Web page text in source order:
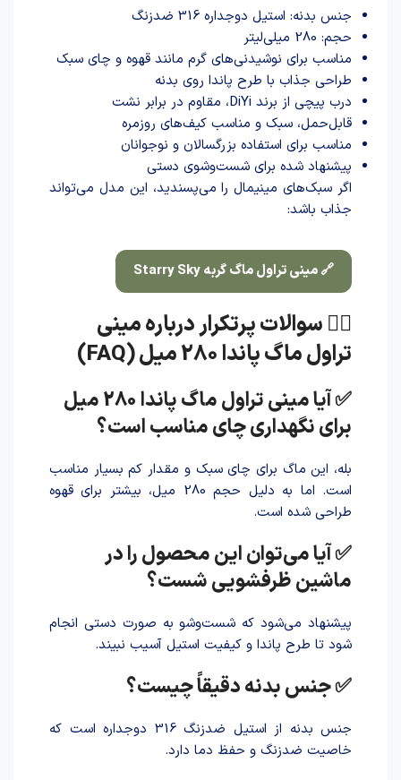
جنس بدنه: استیل دوجداره 316 ضدزنگ
حجم: 280 میلی‌لیتر
مناسب برای نوشیدنی‌های گرم مانند قهوه و چای سبک
طراحی جذاب با طرح پاندا روی بدنه
درب پیچی از برند DiYi، مقاوم در برابر نشت
قابل‌حمل، سبک و مناسب کیف‌های روزمره
مناسب برای استفاده بزرگسالان و نوجوانان
پیشنهاد شده برای شست‌وشوی دستی
اگر سبک‌های مینیمال را می‌پسندید، این مدل می‌تواند
جذاب باشد:
🔗 مینی تراول ماگ گربه Starry Sky
🙋‍♀️ سوالات پرتکرار درباره مینی
تراول ماگ پاندا 280 میل (FAQ)
✅ آیا مینی تراول ماگ پاندا 280 میل
برای نگهداری چای مناسب است؟
بله، این ماگ برای چای سبک و مقدار کم بسیار مناسب
است. اما به دلیل حجم 280 میل، بیشتر برای قهوه
طراحی شده است.
✅ آیا می‌توان این محصول را در
ماشین ظرفشویی شست؟
پیشنهاد می‌شود که شست‌وشو به صورت دستی انجام
شود تا طرح پاندا و کیفیت استیل آسیب نبیند.
✅ جنس بدنه دقیقاً چیست؟
جنس بدنه از استیل ضدزنگ 316 دوجداره است که
خاصیت ضدزنگ و حفظ دما دارد.